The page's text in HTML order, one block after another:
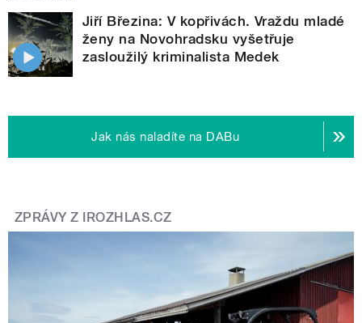
Jiří Březina: V kopřivách. Vraždu mladé
ženy na Novohradsku vyšetřuje
zasloužilý kriminalista Medek
Jak nás naladíte na DABu
ZPRÁVY Z IROZHLAS.CZ